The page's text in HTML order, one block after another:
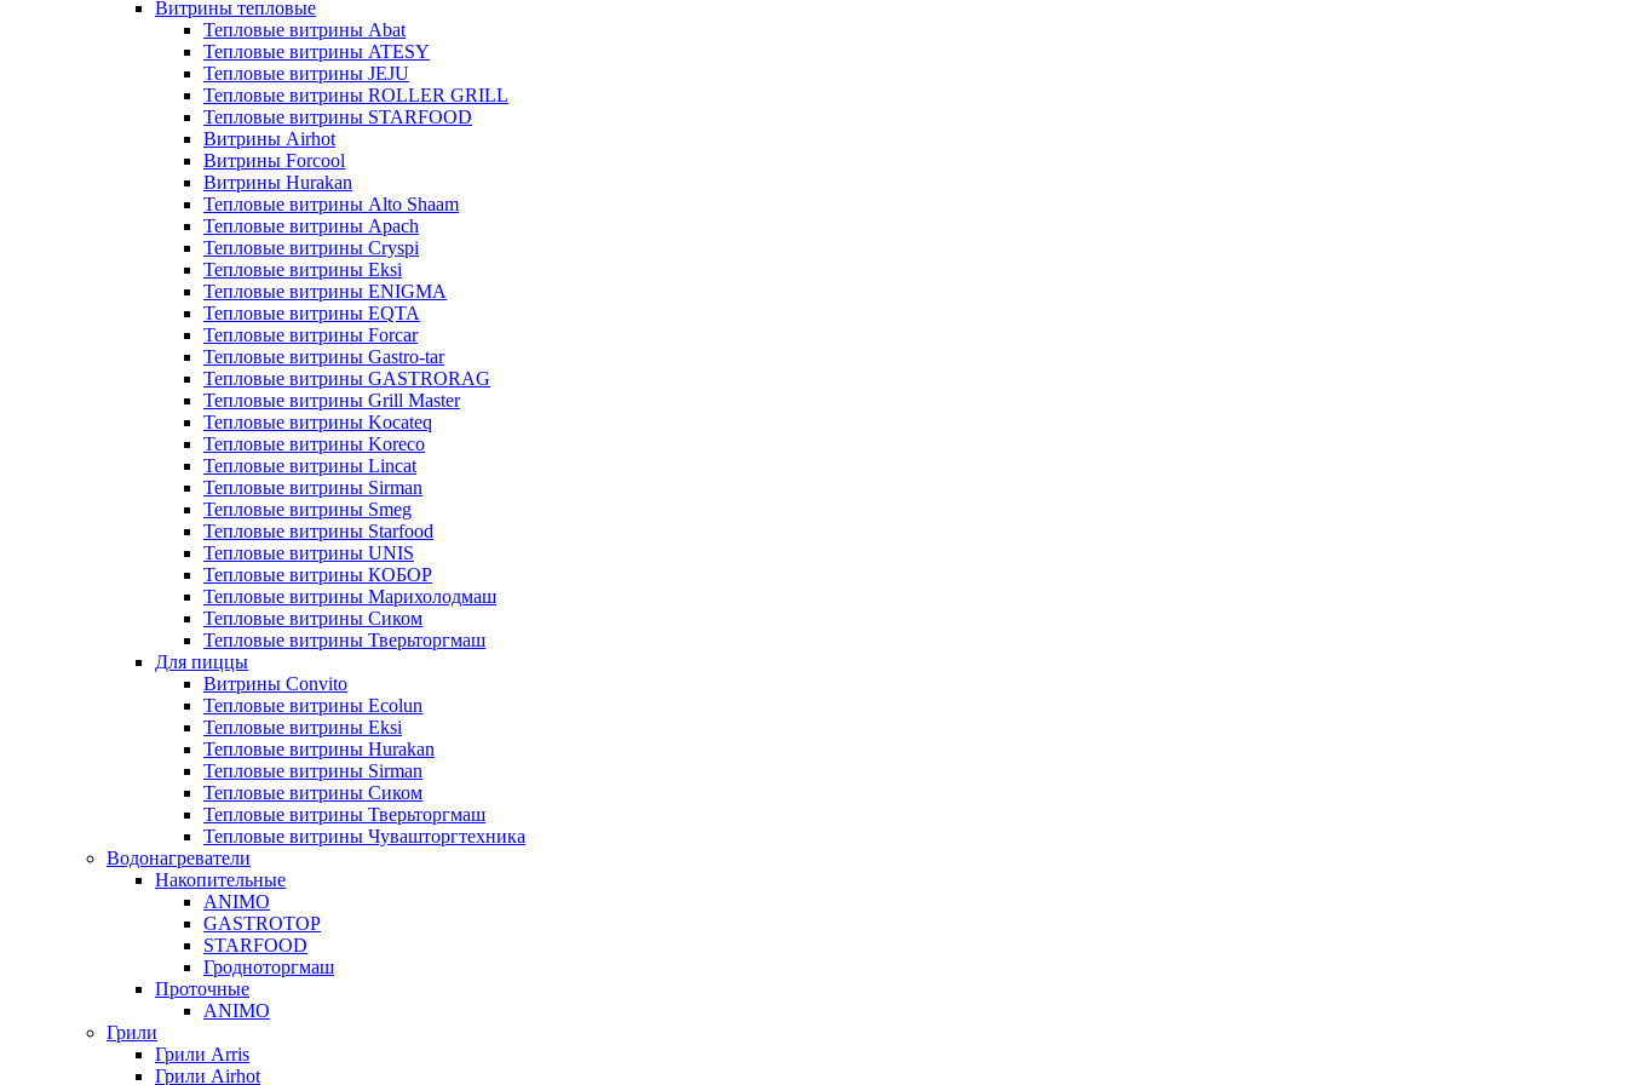
Витрины тепловые
Тепловые витрины Abat
Тепловые витрины ATESY
Тепловые витрины JEJU
Тепловые витрины ROLLER GRILL
Тепловые витрины STARFOOD
Витрины Airhot
Витрины Forcool
Витрины Hurakan
Тепловые витрины Alto Shaam
Тепловые витрины Apach
Тепловые витрины Cryspi
Тепловые витрины Eksi
Тепловые витрины ENIGMA
Тепловые витрины EQTA
Тепловые витрины Forcar
Тепловые витрины Gastro-tar
Тепловые витрины GASTRORAG
Тепловые витрины Grill Master
Тепловые витрины Kocateq
Тепловые витрины Koreco
Тепловые витрины Lincat
Тепловые витрины Sirman
Тепловые витрины Smeg
Тепловые витрины Starfood
Тепловые витрины UNIS
Тепловые витрины КОБОР
Тепловые витрины Марихолодмаш
Тепловые витрины Сиком
Тепловые витрины Тверьторгмаш
Для пиццы
Витрины Convito
Тепловые витрины Ecolun
Тепловые витрины Eksi
Тепловые витрины Hurakan
Тепловые витрины Sirman
Тепловые витрины Сиком
Тепловые витрины Тверьторгмаш
Тепловые витрины Чувашторгтехника
Водонагреватели
Накопительные
ANIMO
GASTROTOP
STARFOOD
Гродноторгмаш
Проточные
ANIMO
Грили
Грили Arris
Грили Airhot